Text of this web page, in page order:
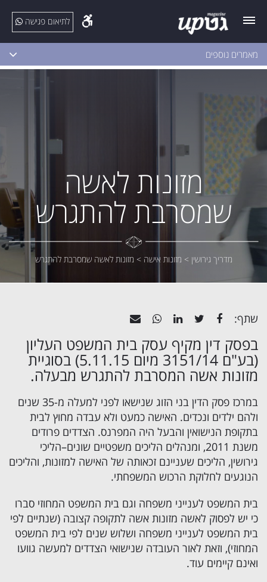
לתיאום פגישה
מאמרים נוספים
מזונות לאשה
שמסרבת להתגרש
מדריך גירושין > מזונות אישה > מזונות לאשה שמסרבת להתגרש
שתף:
בפסק דין מקיף עסק בית המשפט העליון
(בע"ם 3151/14 מיום 5.11.15) בסוגיית
מזונות אשה המסרבת להתגרש מבעלה.
במרכז פסק הדין בני הזוג שנישאו לפני למעלה מ-35 שנים
ולהם ילדים ונכדים. האישה כמעט ולא עבדה מחוץ לבית
בתקופת הנישואין והבעל היה המפרנס. הצדדים פרודים
משנת 2011, ומנהלים הליכים משפטיים שונים–הליכי
גירושין, הליכים שעניינם זכאותה של האישה למזונות, והליכים
הנוגעים לחלוקת הרכוש המשפחתי.
בית המשפט לענייני משפחה וגם בית המשפט המחוזי סברו
כי יש לפסוק לאשה מזונות אשה לתקופה קצובה (שנתיים לפי
בית המשפט לענייני משפחה ושלוש שנים לפי בית המשפט
המחוזי), וזאת לאור העובדה שנישואי הצדדים למעשה גוועו
ואינם קיימים עוד.